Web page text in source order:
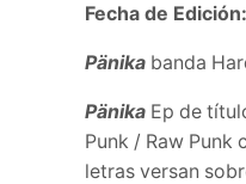
Fecha de Edición:
Pänika banda
Pänika Ep de
Punk / Raw
letras versan